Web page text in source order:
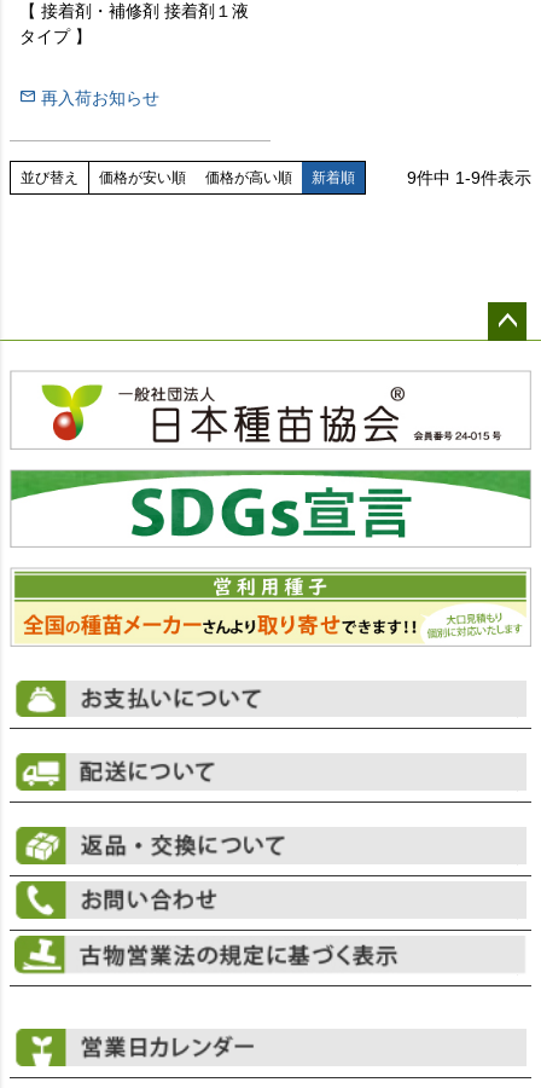
【 接着剤・補修剤 接着剤１液
タイプ 】
再入荷お知らせ
並び替え 価格が安い順 価格が高い順 新着順 9件中 1-9件表示
へ